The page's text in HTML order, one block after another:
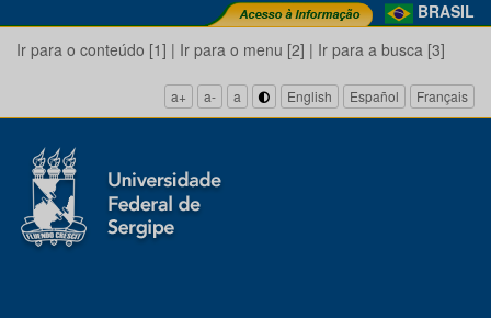
BRASIL
Ir para o conteúdo [1] | Ir para o menu [2] | Ir para a busca [3]
a+ a- a English Español Français